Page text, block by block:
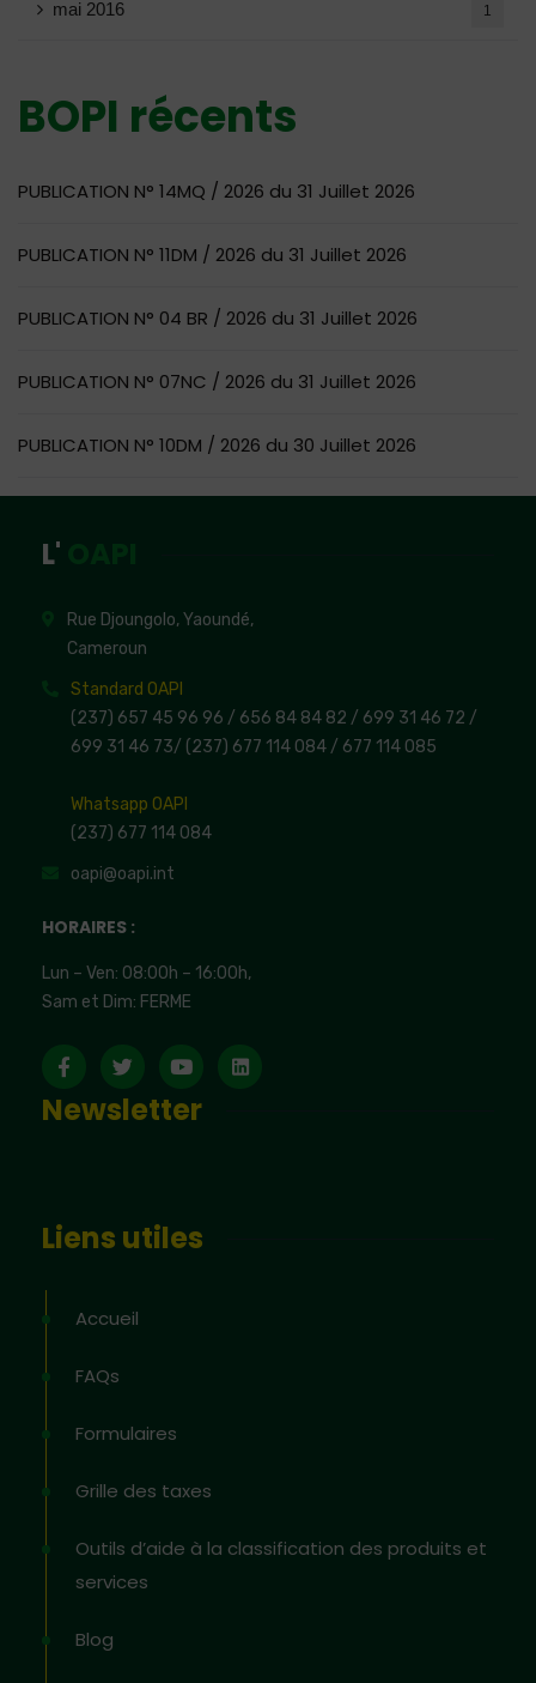
mai 2016 1
BOPI récents
PUBLICATION N° 14MQ / 2026 du 31 Juillet 2026
PUBLICATION N° 11DM / 2026 du 31 Juillet 2026
PUBLICATION N° 04 BR / 2026 du 31 Juillet 2026
PUBLICATION N° 07NC / 2026 du 31 Juillet 2026
PUBLICATION N° 10DM / 2026 du 30 Juillet 2026
L'
Rue Djoungolo, Yaoundé,
Cameroun
Standard OAPI
(237) 657 45 96 96 / 656 84 84 82 / 699 31 46 72 /
699 31 46 73/ (237) 677 114 084 / 677 114 085
Whatsapp OAPI
(237) 677 114 084
oapi@oapi.int
HORAIRES :
Lun – Ven: 08:00h – 16:00h,
Sam et Dim: FERME
Newsletter
Liens utiles
Accueil
FAQs
Formulaires
Grille des taxes
Outils d’aide à la classification des produits et
services
Blog